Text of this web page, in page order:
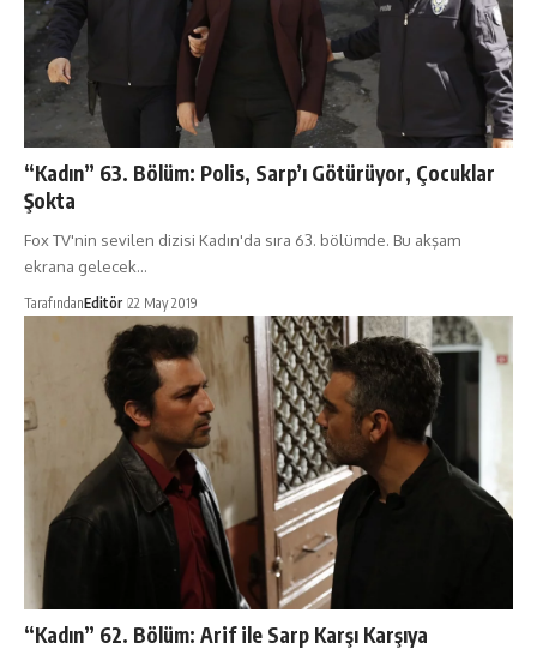
“Kadın” 63. Bölüm: Polis, Sarp’ı Götürüyor, Çocuklar
Şokta
Fox TV'nin sevilen dizisi Kadın'da sıra 63. bölümde. Bu akşam
ekrana gelecek…
TarafındanEditör 22 May 2019
“Kadın” 62. Bölüm: Arif ile Sarp Karşı Karşıya